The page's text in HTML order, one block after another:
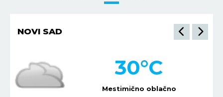
NOVI SAD
Mestimično oblačno
30°C